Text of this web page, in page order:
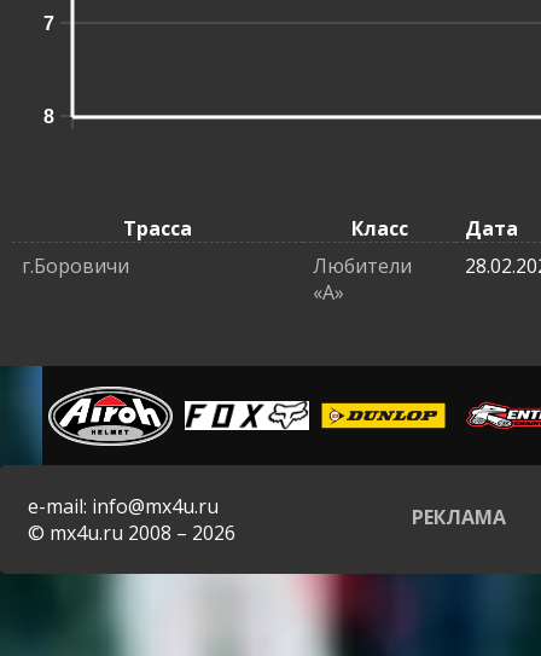
7
8
Трасса Класс
Дата
г.Боровичи
Любители
«A»
e-mail: info@mx4u.ru
© mx4u.ru 2008 – 2026
РЕКЛАМА